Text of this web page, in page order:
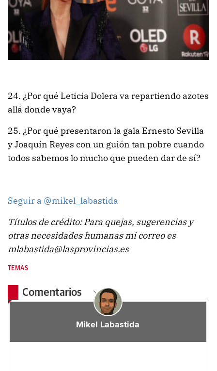
24. ¿Por qué Leticia Dolera va repartiendo azotes
allá donde vaya?
25. ¿Por qué presentaron la gala Ernesto Sevilla
y Joaquín Reyes con un guión tan pobre cuando
todos sabemos lo mucho que pueden dar de sí?
Seguir a @mikel_labastida
Títulos de crédito: Para quejas, sugerencias y
otras necesidades humanas mi correo es
mlabastida@lasprovincias.es
TEMAS
Comentarios
Mikel Labastida